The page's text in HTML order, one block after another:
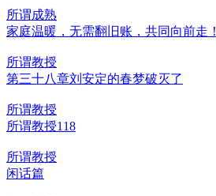
所谓成熟
家庭温暖，无需翻旧账，共同向前走！
所谓教授
第三十八章刘安定的春梦破灭了
所谓教授
所谓教授118
所谓教授
闲话篇